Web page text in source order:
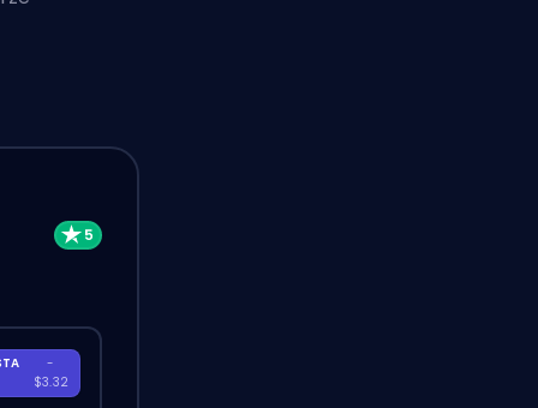
-
$3.32